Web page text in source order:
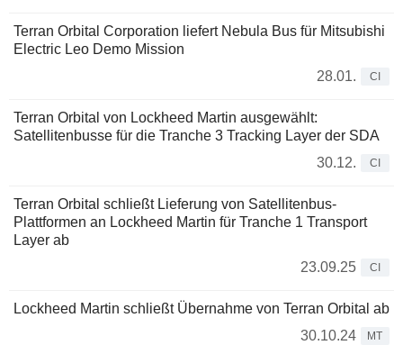
Terran Orbital Corporation liefert Nebula Bus für Mitsubishi
Electric Leo Demo Mission
28.01.
CI
Terran Orbital von Lockheed Martin ausgewählt:
Satellitenbusse für die Tranche 3 Tracking Layer der SDA
30.12.
CI
Terran Orbital schließt Lieferung von Satellitenbus-
Plattformen an Lockheed Martin für Tranche 1 Transport
Layer ab
23.09.25
CI
Lockheed Martin schließt Übernahme von Terran Orbital ab
30.10.24
MT